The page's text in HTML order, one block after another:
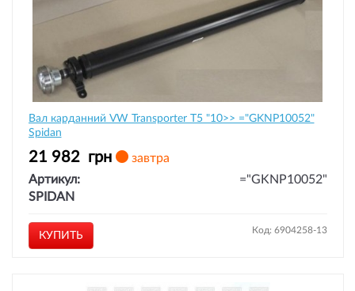
Вал карданний VW Transporter T5 "10>> ="GKNP10052"
Spidan
21 982 грн
завтра
Артикул:
="GKNP10052"
SPIDAN
КУПИТЬ Код: 6904258-13